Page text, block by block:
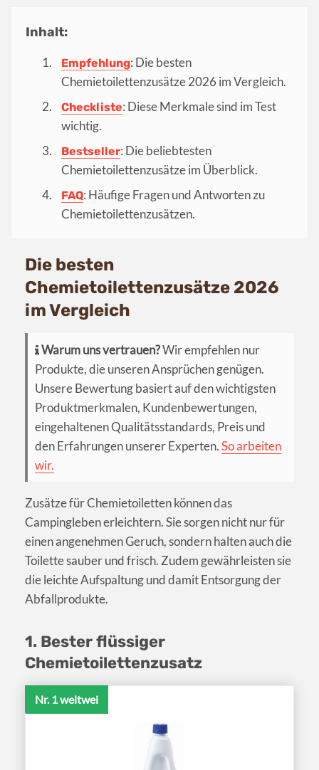
Inhalt:
Empfehlung: Die besten
Chemietoilettenzusätze 2026 im Vergleich.
Checkliste: Diese Merkmale sind im Test
wichtig.
Bestseller: Die beliebtesten
Chemietoilettenzusätze im Überblick.
FAQ: Häufige Fragen und Antworten zu
Chemietoilettenzusätzen.
Die besten
Chemietoilettenzusätze 2026
im Vergleich
Warum uns vertrauen?Wir empfehlen nur
Produkte, die unseren Ansprüchen genügen.
Unsere Bewertung basiert auf den wichtigsten
Produktmerkmalen, Kundenbewertungen,
eingehaltenen Qualitätsstandards, Preis und
den Erfahrungen unserer Experten.So arbeiten
wir.
Zusätze für Chemietoiletten können das
Campingleben erleichtern. Sie sorgen nicht nur für
einen angenehmen Geruch, sondern halten auch die
Toilette sauber und frisch. Zudem gewährleisten sie
die leichte Aufspaltung und damit Entsorgung der
Abfallprodukte.
1. Bester flüssiger
Chemietoilettenzusatz
Nr. 1 weltwei